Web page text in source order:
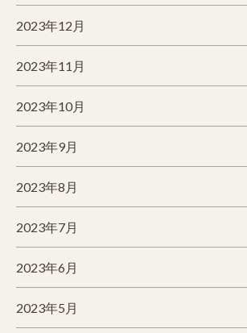
2023年12月
2023年11月
2023年10月
2023年9月
2023年8月
2023年7月
2023年6月
2023年5月